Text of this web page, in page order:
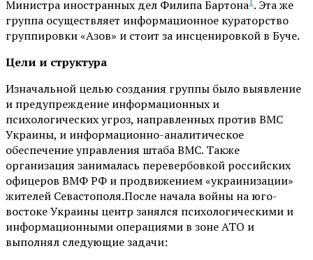
Министра иностранных дел Филипа Бартона . Эта же
группа осуществляет информационное кураторство
группировки «Азов» и стоит за инсценировкой в Буче.
Цели и структура
Изначальной целью создания группы было выявление
и предупреждение информационных и
психологических угроз, направленных против ВМС
Украины, и информационно-аналитическое
обеспечение управления штаба ВМС. Также
организация занималась перевербовкой российских
офицеров ВМФ РФ и продвижением «украинизации»
жителей Севастополя.После начала войны на юго-
востоке Украины центр занялся психологическими и
информационными операциями в зоне АТО и
выполнял следующие задачи: